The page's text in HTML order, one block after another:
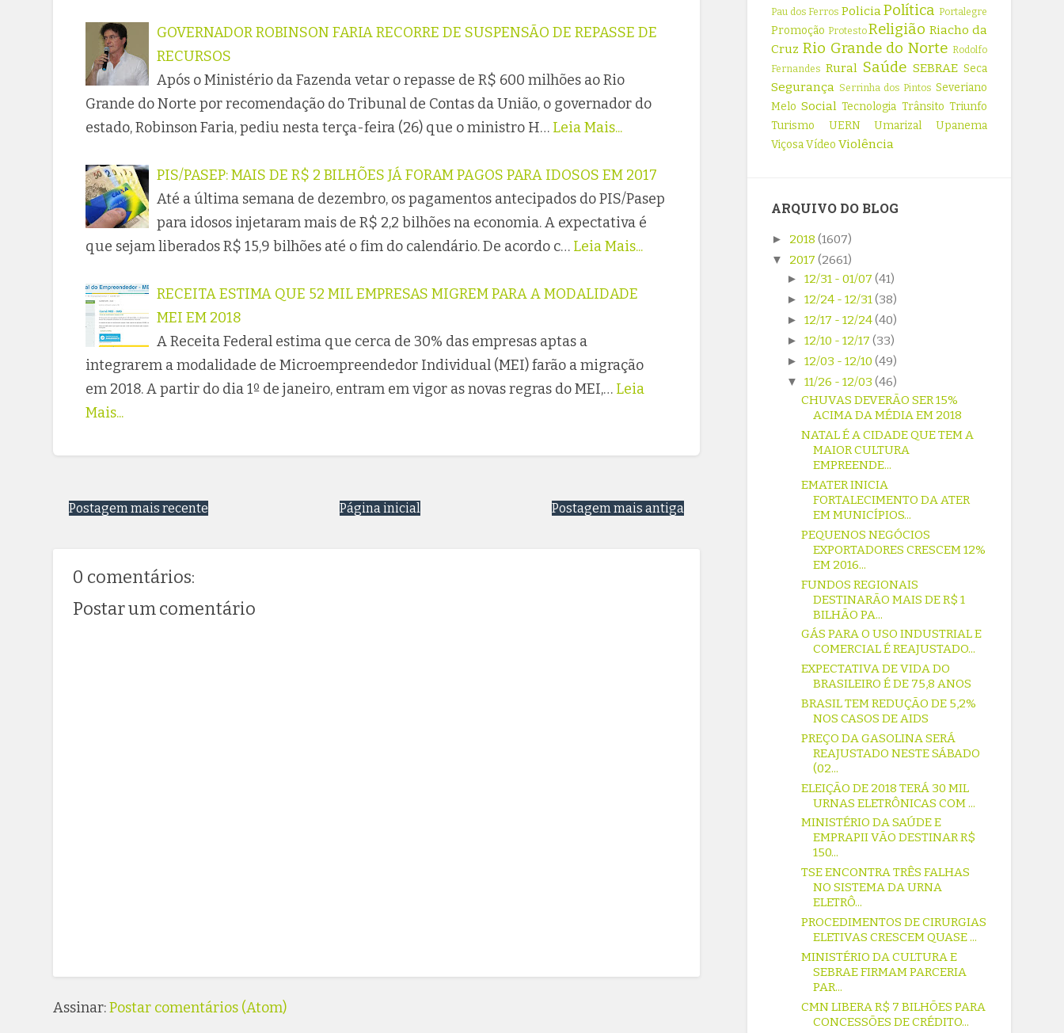
GOVERNADOR ROBINSON FARIA RECORRE DE SUSPENSÃO DE REPASSE DE
RECURSOS
Após o Ministério da Fazenda vetar o repasse de R$ 600 milhões ao Rio
Grande do Norte por recomendação do Tribunal de Contas da União, o governador do
estado, Robinson Faria, pediu nesta terça-feira (26) que o ministro H… Leia Mais...
PIS/PASEP: MAIS DE R$ 2 BILHÕES JÁ FORAM PAGOS PARA IDOSOS EM 2017
Até a última semana de dezembro, os pagamentos antecipados do PIS/Pasep
para idosos injetaram mais de R$ 2,2 bilhões na economia. A expectativa é
que sejam liberados R$ 15,9 bilhões até o fim do calendário. De acordo c… Leia Mais...
RECEITA ESTIMA QUE 52 MIL EMPRESAS MIGREM PARA A MODALIDADE
MEI EM 2018
A Receita Federal estima que cerca de 30% das empresas aptas a
integrarem a modalidade de Microempreendedor Individual (MEI) farão a migração
em 2018. A partir do dia 1º de janeiro, entram em vigor as novas regras do MEI,… Leia
Mais...
Postagem mais recente Postagem mais antiga
Página inicial
0 comentários:
Postar um comentário
Assinar:Postar comentários (Atom)
Pau dos Ferros PoliciaPolítica Portalegre
Promoção ProtestoReligião Riacho da
Cruz Rio Grande do Norte Rodolfo
Fernandes Rural Saúde SEBRAE Seca
Segurança Serrinha dos Pintos Severiano
Melo Social Tecnologia Trânsito Triunfo
Turismo
UERN Umarizal
Upanema
ViçosaVídeo Violência
ARQUIVO DO BLOG
► 2018(1607)
▼ 2017(2661)
► 12/31 - 01/07 (41)
► 12/24 - 12/31(38)
► 12/17 - 12/24(40)
► 12/10 - 12/17 (33)
► 12/03 - 12/10 (49)
▼ 11/26 - 12/03 (46)
CHUVAS DEVERÃO SER 15%
ACIMA DA MÉDIA EM 2018
NATAL É A CIDADE QUE TEM A
MAIOR CULTURA
EMPREENDE...
EMATER INICIA
FORTALECIMENTO DA ATER
EM MUNICÍPIOS...
PEQUENOS NEGÓCIOS
EXPORTADORES CRESCEM 12%
EM 2016...
FUNDOS REGIONAIS
DESTINARÃO MAIS DE R$ 1
BILHÃO PA...
GÁS PARA O USO INDUSTRIAL E
COMERCIAL É REAJUSTADO...
EXPECTATIVA DE VIDA DO
BRASILEIRO É DE 75,8 ANOS
BRASIL TEM REDUÇÃO DE 5,2%
NOS CASOS DE AIDS
PREÇO DA GASOLINA SERÁ
REAJUSTADO NESTE SÁBADO
(02...
ELEIÇÃO DE 2018 TERÁ 30 MIL
URNAS ELETRÔNICAS COM ...
MINISTÉRIO DA SAÚDE E
EMPRAPII VÃO DESTINAR R$
150...
TSE ENCONTRA TRÊS FALHAS
NO SISTEMA DA URNA
ELETRÔ...
PROCEDIMENTOS DE CIRURGIAS
ELETIVAS CRESCEM QUASE ...
MINISTÉRIO DA CULTURA E
SEBRAE FIRMAM PARCERIA
PAR...
CMN LIBERA R$ 7 BILHÕES PARA
CONCESSÕES DE CRÉDITO...